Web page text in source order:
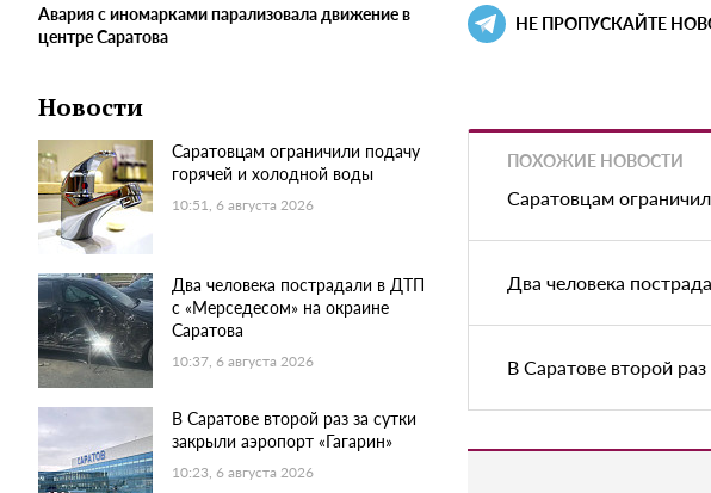
Авария с иномарками парализовала движение в
центре Саратова
Новости
Саратовцам ограничили подачу
горячей и холодной воды
10:51, 6 августа 2026
Два человека пострадали в ДТП
с «Мерседесом» на окраине
Саратова
10:37, 6 августа 2026
В Саратове второй раз за сутки
закрыли аэропорт «Гагарин»
10:23, 6 августа 2026
НЕ ПРОПУСКАЙТЕ
ПОХОЖИЕ НОВОСТИ
Саратовцам
Два человека
В Саратове второй